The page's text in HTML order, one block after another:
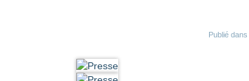
Publié dans